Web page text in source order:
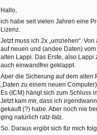
Hallo,
ich habe seit vielen Jahren eine
Lizenz.
Jetzt muss ich 2x „umziehen“.
auf neuen und (andee Daten)
alten Lappi. Das Erste, also Lappi
auch einwandfrei geklappt.
Aber die Sicherung auf dem alten
„Daten zu einem neuen
Es (ICM) hängt sich zum Schluss
Jetzt kam mir, dass ich
gekauft (?) habe. Aber noch nie
ging natürlich ratz-fatz.
So. Daraus ergibt sich für mich